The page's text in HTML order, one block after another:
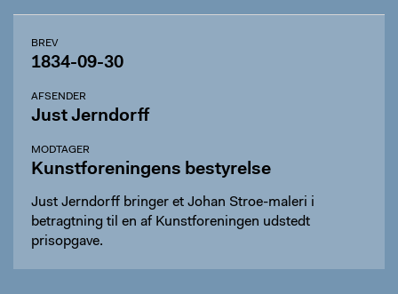
BREV
1834-09-30
AFSENDER
Just Jerndorff
MODTAGER
Kunstforeningens bestyrelse
Just Jerndorff bringer et Johan Stroe-maleri i
betragtning til en af Kunstforeningen udstedt
prisopgave.